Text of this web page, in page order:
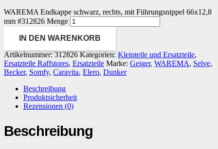
WAREMA Endkappe schwarz, rechts, mit Führungsnippel 66x12,8
mm #312826 Menge
IN DEN WARENKORB
Artikelnummer:312826 Kategorien: Kleinteile und Ersatzteile,
Ersatzteile Raffstores, Ersatzteile Marke: Geiger, WAREMA, Selve,
Becker, Somfy, Caravita, Elero, Dunker
Beschreibung
Produktsicherheit
Rezensionen (0)
Beschreibung